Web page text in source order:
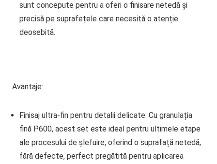
sunt concepute pentru a oferi o finisare netedă și
precisă pe suprafețele care necesită o atenție
deosebită.
Avantaje:
Finisaj ultra-fin pentru detalii delicate: Cu granulația
fină P600, acest set este ideal pentru ultimele etape
ale procesului de șlefuire, oferind o suprafață netedă,
fără defecte, perfect pregătită pentru aplicarea